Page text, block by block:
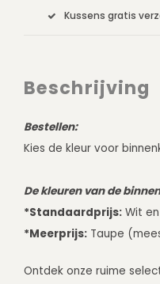
Kussens gratis
Beschrijving
Bestellen:
Kies de kleur voor
De kleuren van de
*Standaardprijs: Wit
*Meerprijs: Taupe
Ontdek onze ruime